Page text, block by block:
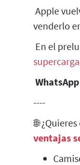
Apple
venderlo
En el
WhatsApp
----
🌐
ventajas